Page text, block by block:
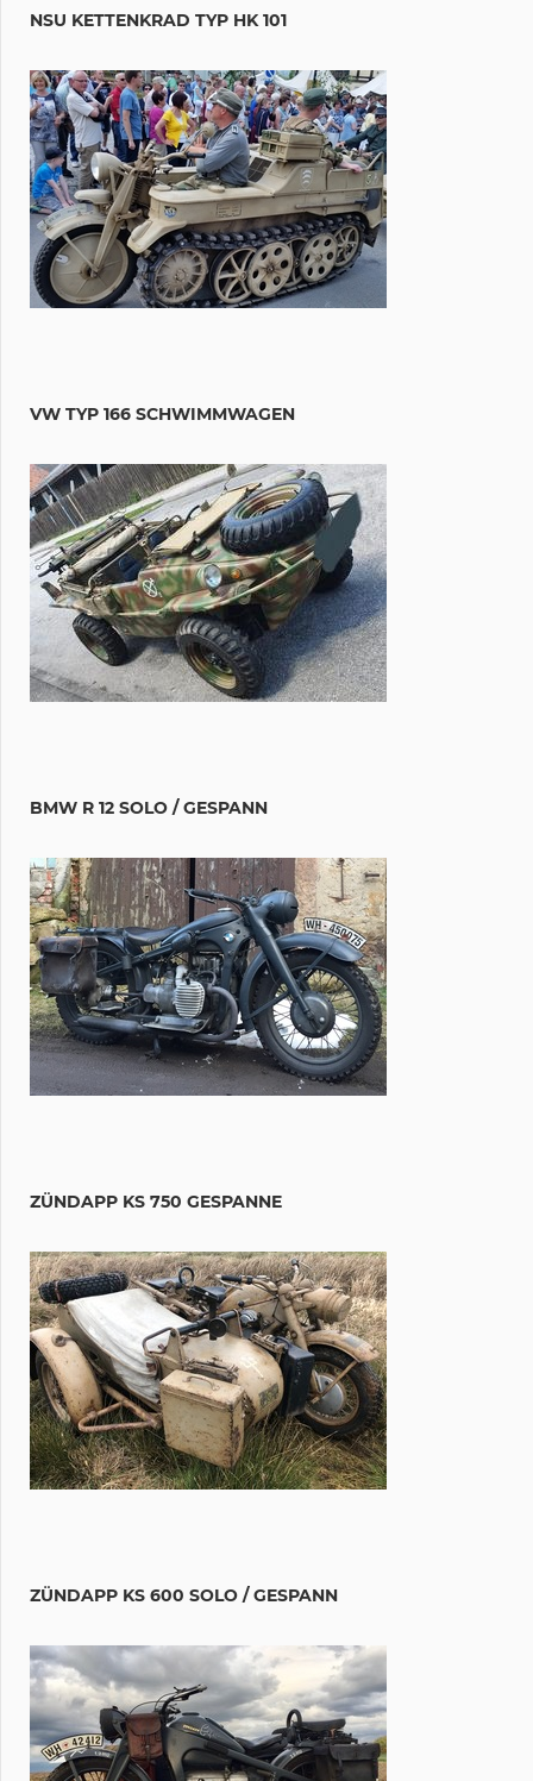
NSU KETTENKRAD TYP HK 101
VW TYP 166 SCHWIMMWAGEN
BMW R 12 SOLO / GESPANN
ZÜNDAPP KS 750 GESPANNE
ZÜNDAPP KS 600 SOLO / GESPANN